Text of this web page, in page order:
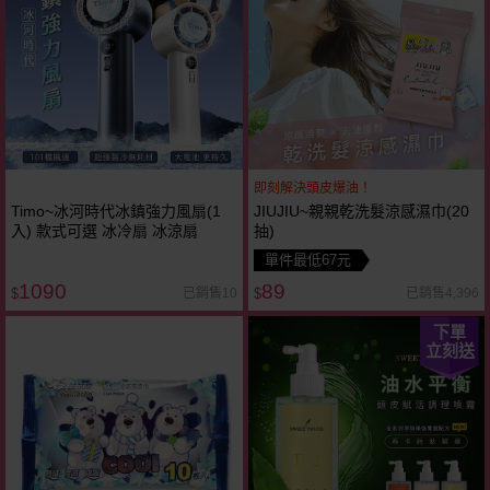
Timo~冰河時代冰鎮強力風扇(1
入) 款式可選 冰冷扇 冰涼扇
$1090 已銷售10
即刻解決頭皮爆油！
JIUJIU~親親乾洗髮涼感濕巾(20
抽)
單件最低67元
$89 已銷售4,396
下單
立刻送